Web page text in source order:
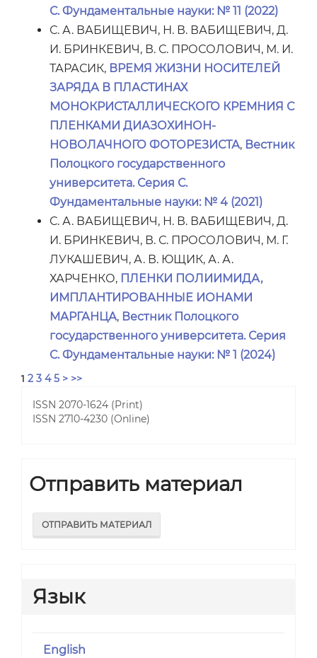
С. Фундаментальные науки: № 11 (2022)
С. А. ВАБИЩЕВИЧ, Н. В. ВАБИЩЕВИЧ, Д.
И. БРИНКЕВИЧ, В. С. ПРОСОЛОВИЧ, М. И.
ТАРАСИК, ВРЕМЯ ЖИЗНИ НОСИТЕЛЕЙ
ЗАРЯДА В ПЛАСТИНАХ
МОНОКРИСТАЛЛИЧЕСКОГО КРЕМНИЯ С
ПЛЕНКАМИ ДИАЗОХИНОН-
НОВОЛАЧНОГО ФОТОРЕЗИСТА, Вестник
Полоцкого государственного
университета. Серия С.
Фундаментальные науки: № 4 (2021)
С. А. ВАБИЩЕВИЧ, Н. В. ВАБИЩЕВИЧ, Д.
И. БРИНКЕВИЧ, В. С. ПРОСОЛОВИЧ, М. Г.
ЛУКАШЕВИЧ, А. В. ЮЩИК, А. А.
ХАРЧЕНКО, ПЛЕНКИ ПОЛИИМИДА,
ИМПЛАНТИРОВАННЫЕ ИОНАМИ
МАРГАНЦА, Вестник Полоцкого
государственного университета. Серия
С. Фундаментальные науки: № 1 (2024)
1 2 3 4 5 > >>
ISSN 2070-1624 (Print)
ISSN 2710-4230 (Online)
Отправить материал
ОТПРАВИТЬ МАТЕРИАЛ
Язык
English